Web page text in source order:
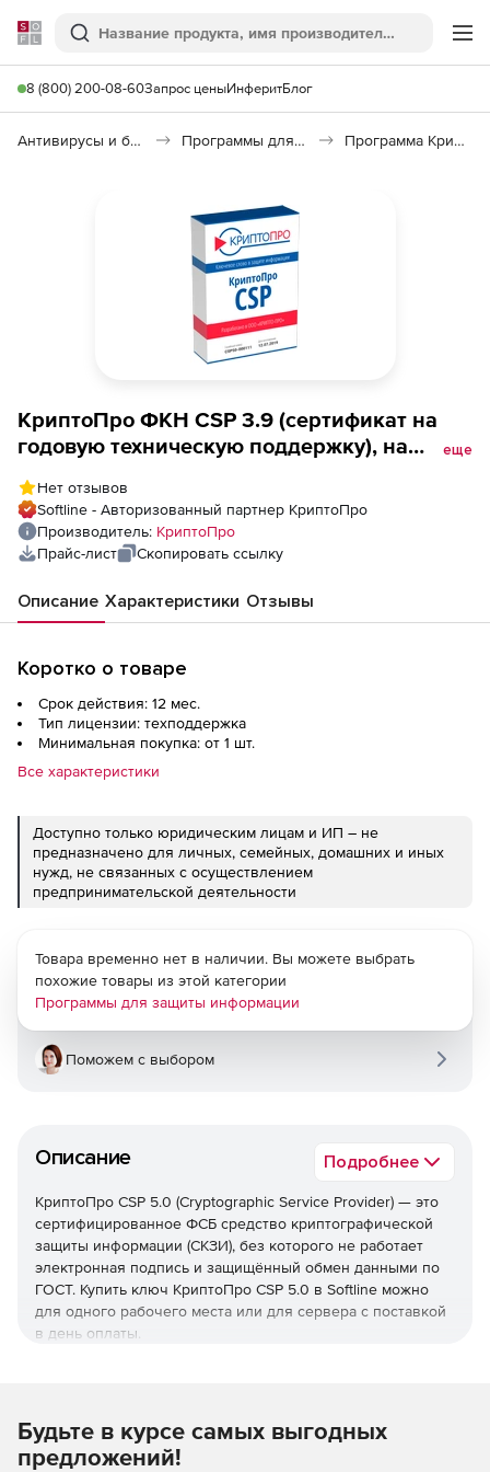
Softline
Поиск
8 (800) 200-08-60Запрос ценыИнферитБлог
Антивирусы и безопасность Программы для защиты информации Программа КриптоПро CSP
КриптоПро ФКН CSP 3.9 (сертификат на
годовую техническую поддержку), на
еще
Нет отзывов
Softline - Авторизованный партнер КриптоПро
Производитель: КриптоПро
Прайс-лист
Скопировать ссылку
Описание Характеристики Отзывы
Коротко о товаре
Срок действия: 12 мес.
Тип лицензии: техподдержка
Минимальная покупка: от 1 шт.
Все характеристики
Доступно только юридическим лицам и ИП – не
предназначено для личных, семейных, домашних и иных
нужд, не связанных с осуществлением
предпринимательской деятельности
Описание Подробнее
КриптоПро CSP 5.0 (Cryptographic Service Provider) — это
сертифицированное ФСБ средство криптографической
защиты информации (СКЗИ), без которого не работает
электронная подпись и защищённый обмен данными по
ГОСТ. Купить ключ КриптоПро CSP 5.0 в Softline можно
для одного рабочего места или для сервера с поставкой
в день оплаты.
Товара временно нет в наличии. Вы можете выбрать
похожие товары из этой категории
Программы для защиты информации
Поможем с выбором
Будьте в курсе самых выгодных
предложений!